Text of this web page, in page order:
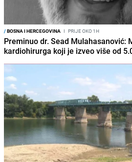
/BOSNA I HERCEGOVINA I PRIJE OKO 1H
Preminuo dr. Sead Mulahasanović:
kardiohirurga koji je izveo više od